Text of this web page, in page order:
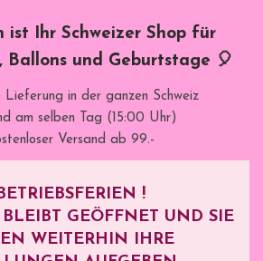
ist Ihr Schweizer Shop für
Ballons und Geburtstage 🎈
in der ganzen Schweiz
am selben Tag (15:00 Uhr)
Versand ab 99.-
BETRIEBSFERIEN !
GEÖFFNET UND SIE
WEITERHIN IHRE